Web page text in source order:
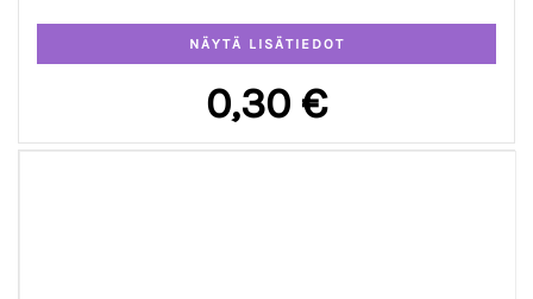
0,30 €